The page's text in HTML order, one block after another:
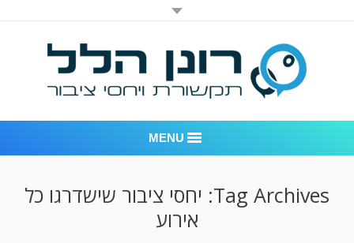
MENU
אודות החברה
Tag Archives: יחסי ציבור שישדרגו כל
אירוע